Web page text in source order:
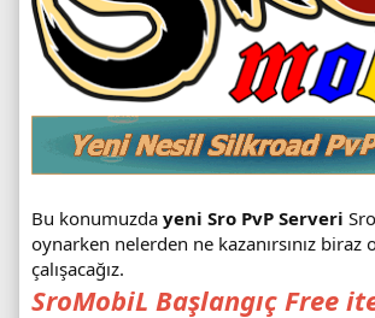
r
u
m
Bu konumuzda yeni Sro PvP Serveri
oynarken nelerden ne kazanırsınız biraz
çalışacağız.
SroMobiL Başlangıç Free